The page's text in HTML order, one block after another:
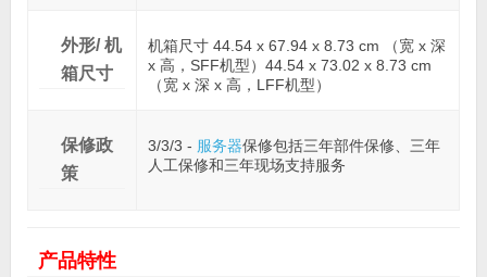
外形/ 机
箱尺寸
机箱尺寸 44.54 x 67.94 x 8.73 cm （宽 x 深
x 高，SFF机型）44.54 x 73.02 x 8.73 cm
（宽 x 深 x 高，LFF机型）
保修政
策
3/3/3 - 服务器保修包括三年部件保修、三年
人工保修和三年现场支持服务
产品特性